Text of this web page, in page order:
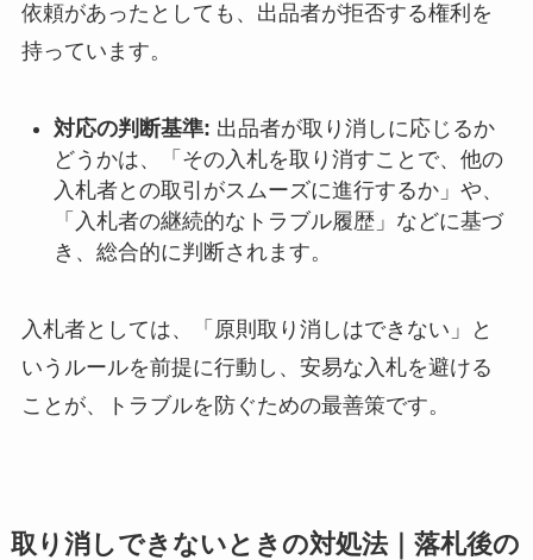
依頼があったとしても、出品者が拒否する権利を
持っています。
対応の判断基準: 出品者が取り消しに応じるか
どうかは、「その入札を取り消すことで、他の
入札者との取引がスムーズに進行するか」や、
「入札者の継続的なトラブル履歴」などに基づ
き、総合的に判断されます。
入札者としては、「原則取り消しはできない」と
いうルールを前提に行動し、安易な入札を避ける
ことが、トラブルを防ぐための最善策です。
取り消しできないときの対処法｜落札後の